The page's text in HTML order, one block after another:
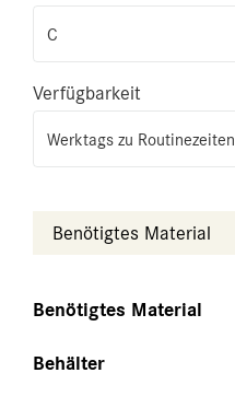
C
Verfügbarkeit
Werktags zu Routinezeiten
Benötigtes Material
Benötigtes Material
Behälter